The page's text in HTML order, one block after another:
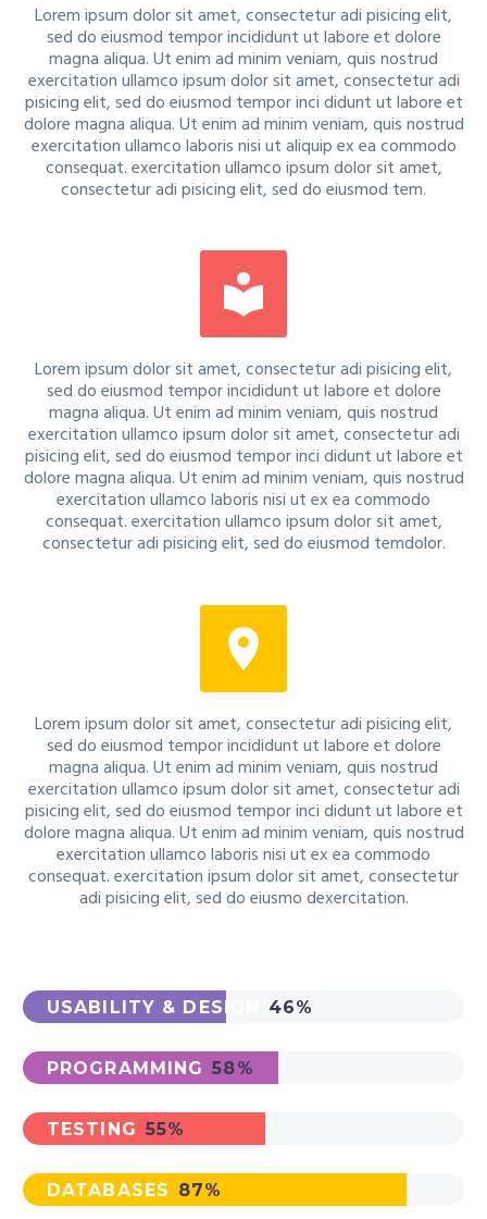
Lorem ipsum dolor sit amet, consectetur adi pisicing elit,
sed do eiusmod tempor incididunt ut labore et dolore
magna aliqua. Ut enim ad minim veniam, quis nostrud
exercitation ullamco ipsum dolor sit amet, consectetur adi
pisicing elit, sed do eiusmod tempor inci didunt ut labore et
dolore magna aliqua. Ut enim ad minim veniam, quis nostrud
exercitation ullamco laboris nisi ut aliquip ex ea commodo
consequat. exercitation ullamco ipsum dolor sit amet,
consectetur adi pisicing elit, sed do eiusmod tem.


Lorem ipsum dolor sit amet, consectetur adi pisicing elit,
sed do eiusmod tempor incididunt ut labore et dolore
magna aliqua. Ut enim ad minim veniam, quis nostrud
exercitation ullamco ipsum dolor sit amet, consectetur adi
pisicing elit, sed do eiusmod tempor inci didunt ut labore et
dolore magna aliqua. Ut enim ad minim veniam, quis nostrud
exercitation ullamco laboris nisi ut ex ea commodo
consequat. exercitation ullamco ipsum dolor sit amet,
consectetur adi pisicing elit, sed do eiusmod temdolor.


Lorem ipsum dolor sit amet, consectetur adi pisicing elit,
sed do eiusmod tempor incididunt ut labore et dolore
magna aliqua. Ut enim ad minim veniam, quis nostrud
exercitation ullamco ipsum dolor sit amet, consectetur adi
pisicing elit, sed do eiusmod tempor inci didunt ut labore et
dolore magna aliqua. Ut enim ad minim veniam, quis nostrud
exercitation ullamco laboris nisi ut ex ea commodo
consequat. exercitation ipsum dolor sit amet, consectetur
adi pisicing elit, sed do eiusmo dexercitation.
USABILITY & DESIGN 46%
PROGRAMMING 58%
TESTING 55%
DATABASES 87%